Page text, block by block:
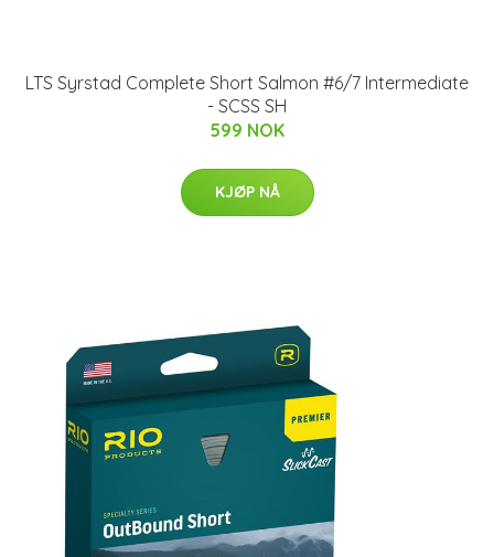
LTS Syrstad Complete Short Salmon #6/7 Intermediate
- SCSS SH
599 NOK
KJØP NÅ